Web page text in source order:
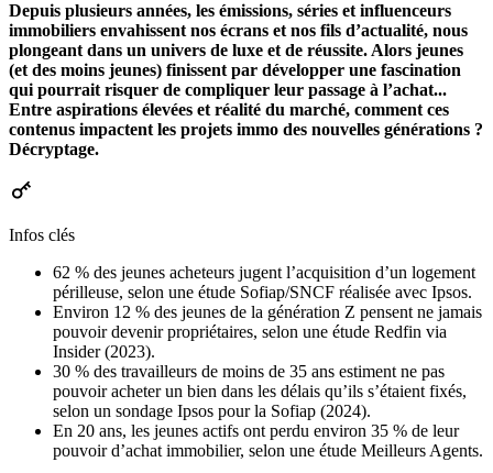
Depuis plusieurs années, les émissions, séries et influenceurs
immobiliers envahissent nos écrans et nos fils d’actualité, nous
plongeant dans un univers de luxe et de réussite. Alors jeunes
(et des moins jeunes) finissent par développer une fascination
qui pourrait risquer de compliquer leur passage à l’achat...
Entre aspirations élevées et réalité du marché, comment ces
contenus impactent les projets immo des nouvelles générations ?
Décryptage.
Infos clés
62 % des jeunes acheteurs jugent l’acquisition d’un logement
périlleuse, selon une étude Sofiap/SNCF réalisée avec Ipsos.
Environ 12 % des jeunes de la génération Z pensent ne jamais
pouvoir devenir propriétaires, selon une étude Redfin via
Insider (2023).
30 % des travailleurs de moins de 35 ans estiment ne pas
pouvoir acheter un bien dans les délais qu’ils s’étaient fixés,
selon un sondage Ipsos pour la Sofiap (2024).
En 20 ans, les jeunes actifs ont perdu environ 35 % de leur
pouvoir d’achat immobilier, selon une étude Meilleurs Agents.